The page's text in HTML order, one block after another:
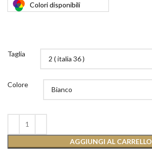
Coloridisponibili
Taglia
Colore
AGGIUNGI AL CARRELLO